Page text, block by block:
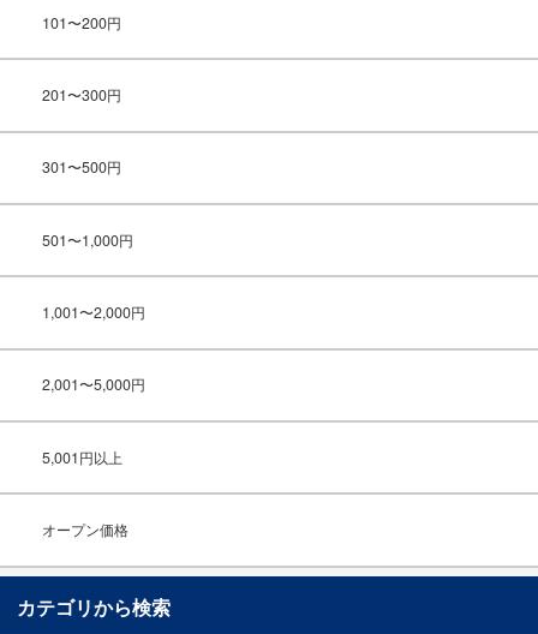
101〜200円
201〜300円
301〜500円
501〜1,000円
1,001〜2,000円
2,001〜5,000円
5,001円以上
オープン価格
カテゴリから検索